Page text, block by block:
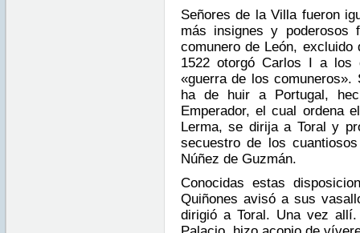
Señores de la Villa fueron
más insignes y poderosos
comunero de León,
1522 otorgó Carlos I a
«guerra de los
ha de huir a Portugal,
Emperador, el cual ordena
Lerma, se dirija a Toral y
secuestro de los
Núñez de Guzmán.
Conocidas estas
Quiñones avisó a sus
dirigió a Toral. Una vez